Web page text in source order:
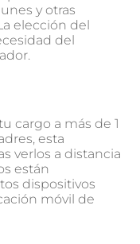
y otras
elección del
del
cargo a más de 1
esta
verlos a distancia
están
dispositivos
móvil de